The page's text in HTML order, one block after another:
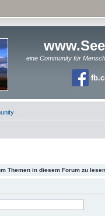
eine Community für
Themen in diesem Forum zu